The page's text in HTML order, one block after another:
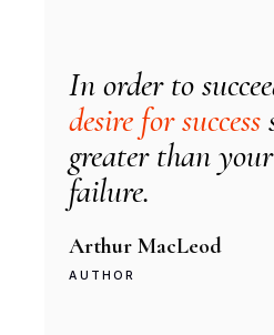
In order to
desire for success
greater than
failure.
Arthur MacLeod
AUTHOR